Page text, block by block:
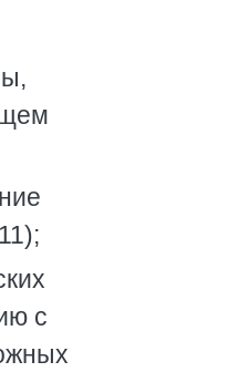
с